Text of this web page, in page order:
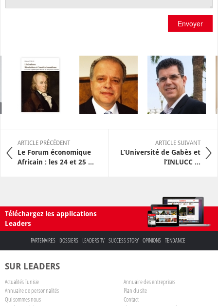
Envoyer
ARTICLE PRÉCÉDENT
Le Forum économique
Africain : les 24 et 25 ...
ARTICLE SUIVANT
L’Université de Gabès et
l’INLUCC ...
Téléchargez les applications
Leaders
PARTENAIRES DOSSIERS LEADERS TV SUCCESS STORY OPINIONS TENDANCE
SUR LEADERS
Actualités Tunisie
Annuaire des entreprises
Annuaire de personnalités
Plan du site
Qui sommes nous
Contact